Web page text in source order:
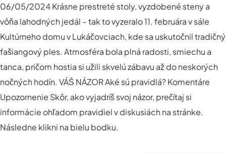
06/05/2024 Krásne prestreté stoly, vyzdobené steny a
vôňa lahodných jedál – tak to vyzeralo 11. februára v sále
Kultúrneho domu v Lukáčovciach, kde sa uskutočnil tradičný
fašiangový ples. Atmosféra bola plná radosti, smiechu a
tanca, pričom hostia si užili skvelú zábavu až do neskorých
nočných hodín. VÁŠ NÁZOR Aké sú pravidlá? Komentáre
Upozornenie Skôr, ako vyjadríš svoj názor, prečítaj si
informácie ohľadom pravidiel v diskusiách na stránke.
Následne klikni na bielu bodku.